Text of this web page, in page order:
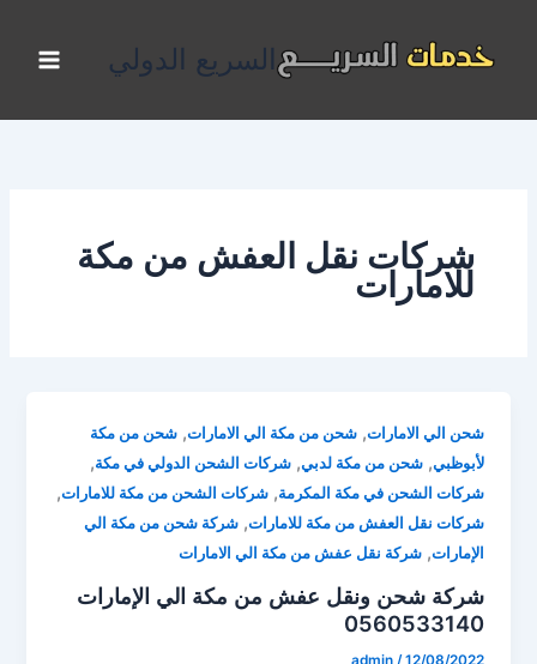
المحتوى
السريع الدولي
شركات نقل العفش من مكة
للامارات
شحن الي الامارات,شحن من مكة الي الامارات,شحن من مكة
لأبوظبي,شحن من مكة لدبي,شركات الشحن الدولي في مكة,
شركات الشحن في مكة المكرمة,شركات الشحن من مكة للامارات,
شركات نقل العفش من مكة للامارات,شركة شحن من مكة الي
الإمارات,شركة نقل عفش من مكة الي الامارات
شركة شحن ونقل عفش من مكة الي الإمارات
0560533140
admin /12/08/2022